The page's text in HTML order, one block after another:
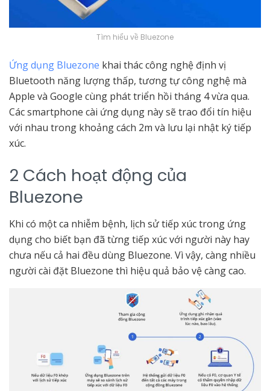
Tìm hiểu về Bluezone
Ứng dụng Bluezone khai thác công nghệ định vị
Bluetooth năng lượng thấp, tương tự công nghệ mà
Apple và Google cùng phát triển hồi tháng 4 vừa qua.
Các smartphone cài ứng dụng này sẽ trao đổi tín hiệu
với nhau trong khoảng cách 2m và lưu lại nhật ký tiếp
xúc.
2 Cách hoạt động của
Bluezone
Khi có một ca nhiễm bệnh, lịch sử tiếp xúc trong ứng
dụng cho biết bạn đã từng tiếp xúc với người này hay
chưa nếu cả hai đều dùng Bluezone. Vì vậy, càng nhiều
người cài đặt Bluezone thì hiệu quả bảo vệ càng cao.